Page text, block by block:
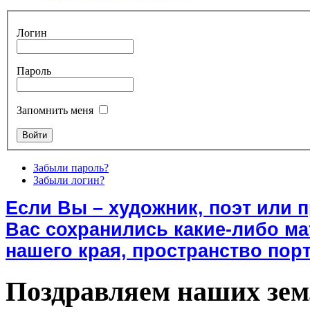
Логин
Пароль
Запомнить меня
Забыли пароль?
Забыли логин?
Если Вы – художник, поэт или
Вас сохранились какие-либо
нашего края, пространство
Поздравляем наших